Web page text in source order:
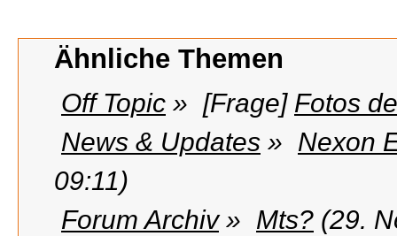
Ähnliche Themen
Off Topic » [Frage] Fotos
News & Updates » Nexon
09:11)
Forum Archiv» Mts? (29.